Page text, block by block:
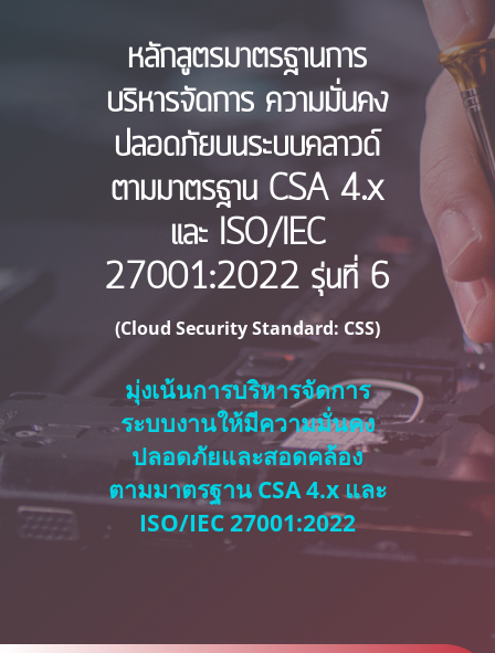
หลักสูตรมาตรฐานการ
บริหารจัดการ ความมั่นคง
ปลอดภัยบนระบบคลาวด์
ตามมาตรฐาน CSA 4.x
และ ISO/IEC
27001:2022 รุ่นที่ 6
(Cloud Security Standard: CSS)
มุ่งเน้นการบริหารจัดการ
ระบบงานให้มีความมั่นคง
ปลอดภัยและสอดคล้อง
ตามมาตรฐาน CSA 4.x และ
ISO/IEC 27001:2022